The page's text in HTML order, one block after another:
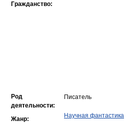
Гражданство:
Род
деятельности:
Писатель
Жанр: Научная фантастика